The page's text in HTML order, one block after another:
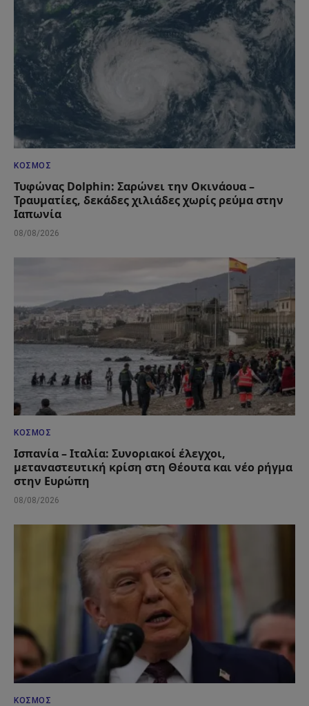
ΚΌΣΜΟΣ
Τυφώνας Dolphin: Σαρώνει την Οκινάουα –
Τραυματίες, δεκάδες χιλιάδες χωρίς ρεύμα στην
Ιαπωνία
08/08/2026
ΚΌΣΜΟΣ
Ισπανία – Ιταλία: Συνοριακοί έλεγχοι,
μεταναστευτική κρίση στη Θέουτα και νέο ρήγμα
στην Ευρώπη
08/08/2026
ΚΌΣΜΟΣ